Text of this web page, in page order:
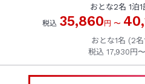
おとな2名 1泊1
税込 35,860 円 〜
おとな1名 (2名
税込 17,930円